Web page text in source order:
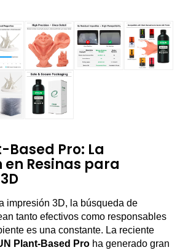
Based Pro: La
en Resinas para
impresión 3D, la búsqueda de
tanto efectivos como responsables
es una constante. La reciente
Plant-Based Pro ha generado gran